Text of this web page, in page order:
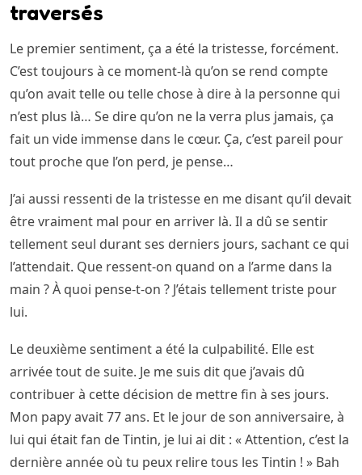
traversés
Le premier sentiment, ça a été la tristesse, forcément.
C’est toujours à ce moment-là qu’on se rend compte
qu’on avait telle ou telle chose à dire à la personne qui
n’est plus là… Se dire qu’on ne la verra plus jamais, ça
fait un vide immense dans le cœur. Ça, c’est pareil pour
tout proche que l’on perd, je pense…
J’ai aussi ressenti de la tristesse en me disant qu’il devait
être vraiment mal pour en arriver là. Il a dû se sentir
tellement seul durant ses derniers jours, sachant ce qui
l’attendait. Que ressent-on quand on a l’arme dans la
main ? À quoi pense-t-on ? J’étais tellement triste pour
lui.
Le deuxième sentiment a été la culpabilité. Elle est
arrivée tout de suite. Je me suis dit que j’avais dû
contribuer à cette décision de mettre fin à ses jours.
Mon papy avait 77 ans. Et le jour de son anniversaire, à
lui qui était fan de Tintin, je lui ai dit : « Attention, c’est la
dernière année où tu peux relire tous les Tintin ! » Bah